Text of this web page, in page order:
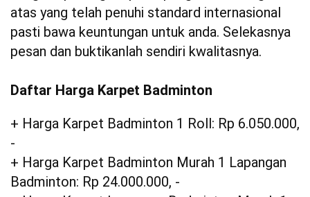
atas yang telah penuhi standard internasional
pasti bawa keuntungan untuk anda. Selekasnya
pesan dan buktikanlah sendiri kwalitasnya.
Daftar Harga Karpet Badminton
+ Harga Karpet Badminton 1 Roll: Rp 6.050.000,
-
+ Harga Karpet Badminton Murah 1 Lapangan
Badminton: Rp 24.000.000, -